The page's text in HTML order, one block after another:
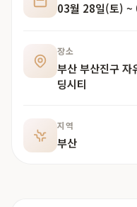
03월 28일(토) ~
장소
부산 부산진구
딩시티
지역
부산